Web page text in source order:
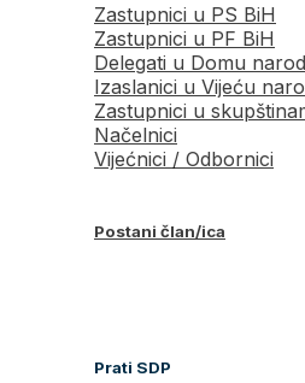
Zastupnici u PS BiH
Zastupnici u PF BiH
Delegati u Domu
Izaslanici u Vijeću
Zastupnici u
Načelnici
Vijećnici / Odbornici
Postani član/ica
Prati SDP